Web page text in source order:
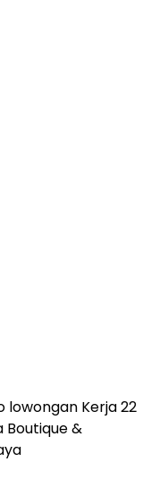
lowongan Kerja 22
Boutique &